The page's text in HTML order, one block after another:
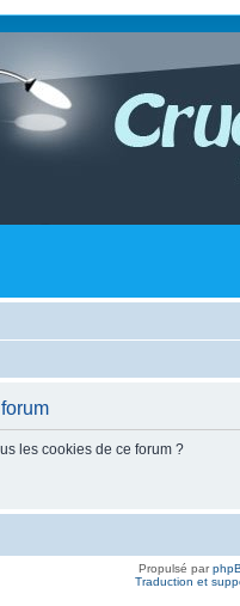
les cookies de ce forum ?
Propulsé par
Traduction et